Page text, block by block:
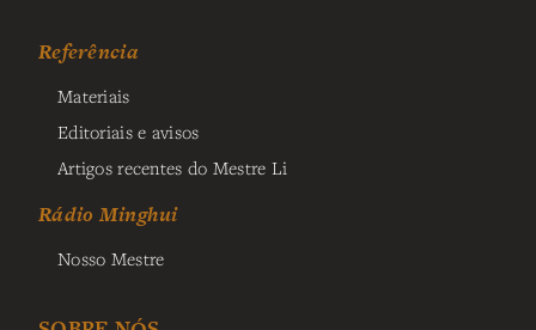
Referência
Materiais
Editoriais e avisos
Artigos recentes do Mestre Li
Rádio Minghui
Nosso Mestre